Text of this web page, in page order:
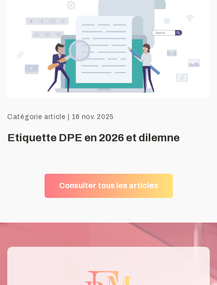
Catégorie article 16 nov. 2025
Etiquette DPE en 2026 et dilemne
Consulter tous les articles